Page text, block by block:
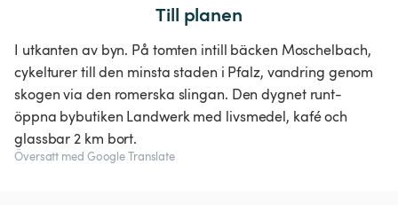
Till planen
I utkanten av byn. På tomten intill bäcken Moschelbach,
cykelturer till den minsta staden i Pfalz, vandring genom
skogen via den romerska slingan. Den dygnet runt-
öppna bybutiken Landwerk med livsmedel, kafé och
glassbar 2 km bort.
Översatt med Google Translate